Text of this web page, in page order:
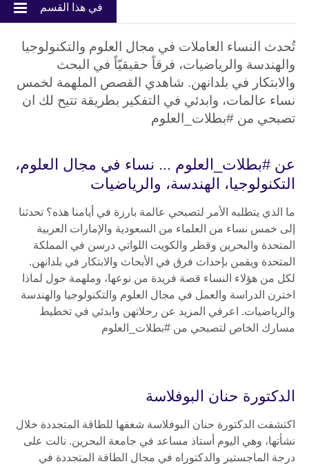
في هذا القسم
تُحدث النساء العاملات في مجال العلوم والتكنولوجيا
والهندسة والرياضيات، فرقاً حقيقيّاً في البحث
والابتكار في بلدانهن. شاهدي القصص الملهمة لخمس
نساء عالمات، وابدئي في التفكير بطريقة تتيح لك ان
تصبحي من #بطلات_العلوم
عن #بطلات_العلوم ... نساء في مجال العلوم،
التكنولوجيا، الهندسة، والرياضيات
ما الذي يتطلبه الأمر لتصبحي عالمة بارزة في أيامنا هذه؟ تحدثنا
إلى خمس نساء من العلماء من السعودية والإمارات العربية
المتحدة والبحرين وقطر والكويت اللواتي درسن في المملكة
المتحدة ويقمن بإحداث فرق في الأبحاث والابتكار في بلدانهن.
لكل من هؤلاء النساء قصة فريدة من نوعها، وملهمة حول لماذا
اخترن الدراسة والعمل في مجال العلوم والتكنولوجيا والهندسة
والرياضيات. اعرفي المزيد عن رحلاتهن وابدئي في تخطيط
مسارك الخاص لتصبحي من #بطلات_العلوم
الدكتورة حنان البوفلاسة
اكتشفت الدكتورة حنان البوفلاسة شغفها للطاقة المتجددة خلال
نشأتها، وهي اليوم أستاذ مساعد في جامعة البحرين. نالت على
درجة الماجستير والدكتوراه في مجال الطاقة المتجددة في